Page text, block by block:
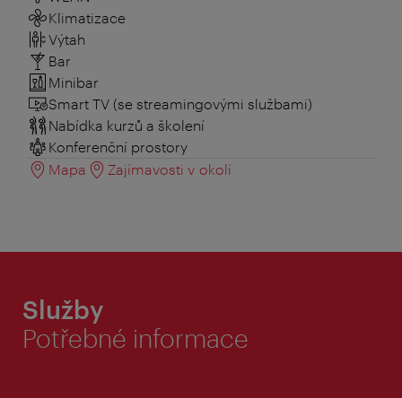
Klimatizace
Výtah
Bar
Minibar
Smart TV (se streamingovými službami)
Nabídka kurzů a školení
Konferenční prostory
Mapa
Zajímavosti v okolí
Služby
Potřebné informace